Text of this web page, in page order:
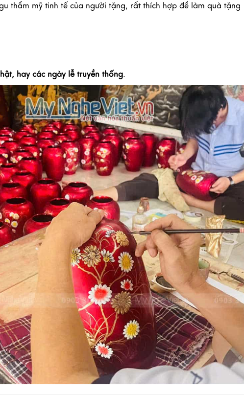
thẩm mỹ tinh tế của người tặng, rất thích hợp để làm quà tặng
hay các ngày lễ truyền thống.